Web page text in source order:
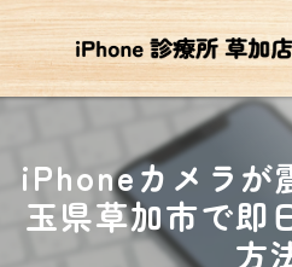
iPhoneカメラが
玉県草加市で即
方